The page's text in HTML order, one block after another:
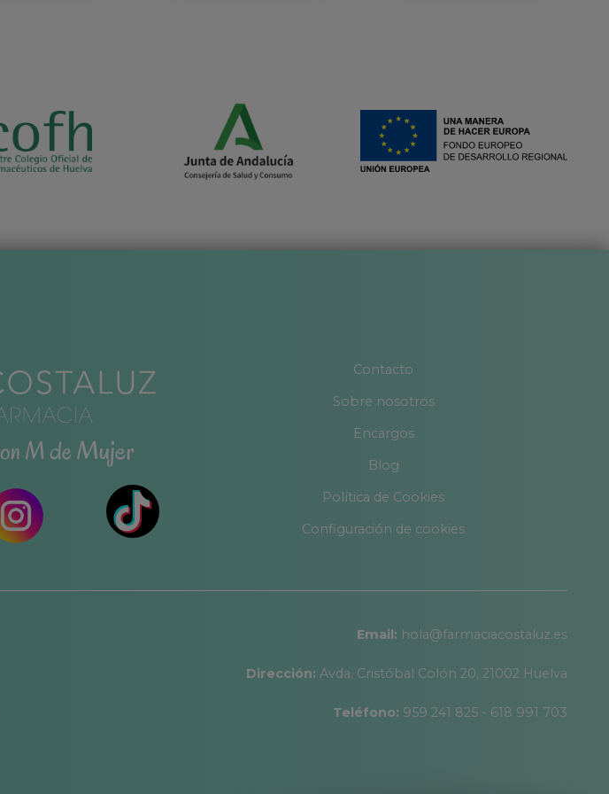
Contacto
Sobre nosotros
Encargos
Blog
Política de Cookies
Configuración de cookies
Email: hola@farmaciacostaluz.es
Dirección: Avda. Cristóbal Colón 20, 21002 Huelva
Teléfono: 959 241 825 - 618 991 703